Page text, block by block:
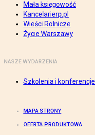
Mała księgowość
Kancelarierp.pl
Wieści Rolnicze
Życie Warszawy
NASZE WYDARZENIA
Szkolenia i konferencje
MAPA STRONY
OFERTA PRODUKTOWA